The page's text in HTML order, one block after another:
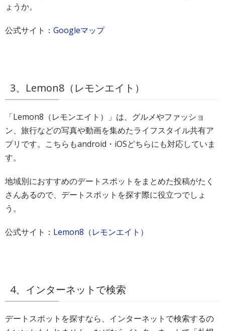
ょうか。
公式サイト： Googleマップ
3、Lemon8（レモンエイト）
「Lemon8（レモンエイト）」は、グルメやファッショ
ン、旅行などの写真や動画を集めたライフスタイル共有ア
プリです。こちらもandroid・iOSどちらにも対応していま
す。
地域別におすすめのデートスポットをまとめた投稿がたく
さんあるので、デートスポットを探す際に役立つでしょ
う。
公式サイト： Lemon8（レモンエイト）
4、インターネットで検索
デートスポットを探すなら、インターネットで検索するの